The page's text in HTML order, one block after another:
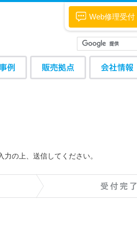
Web修理受付
例 販売拠点 会社情報
の上、送信してください。
受付完了